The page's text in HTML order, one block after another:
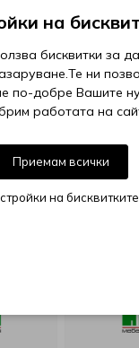
City
Спален
7074
на
бисквитки за
ни
по-добре Вашите
работата на
Приемам всички
на бисквитките